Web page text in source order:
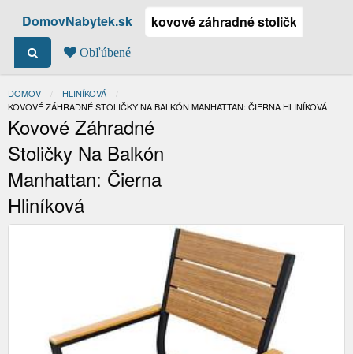
DomovNabytek.sk
Obľúbené
DOMOV
HLINÍKOVÁ
ACTUAL:
KOVOVÉ ZÁHRADNÉ STOLIČKY NA BALKÓN MANHATTAN: ČIERNA HLINÍKOVÁ
Kovové Záhradné
Stoličky Na Balkón
Manhattan: Čierna
Hliníková